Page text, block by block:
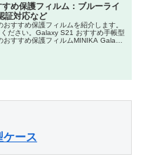
め保護フィルム：ブルーライ
証対応など
すすめ保護フィルムを紹介します。
ださい。Galaxy S21 おすすめ手帳型
すすめ保護フィルムMINIKA Galaxy
ース